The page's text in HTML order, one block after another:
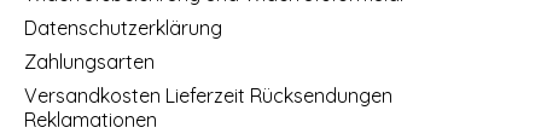
Datenschutzerklärung
Zahlungsarten
Versandkosten Lieferzeit Rücksendungen
Reklamationen